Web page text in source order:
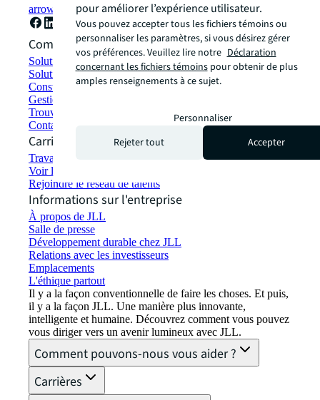
arrow_forward
Comment pouvons-nous vous aider ?
Solutions de développement durable
Solutions d'espace de travail hybride
Construction et location écologiques
Gestion de portefeuille
Trouver et louer un espace
Contactez-nous
Carrières
Travailler chez JLL
Voir les offres d'emploi
Rejoindre le réseau de talents
Informations sur l'entreprise
À propos de JLL
Salle de presse
Développement durable chez JLL
Relations avec les investisseurs
Emplacements
L'éthique partout
Il y a la façon conventionnelle de faire les choses. Et puis,
il y a la façon JLL. Une manière plus innovante,
intelligente et humaine. Découvrez comment vous pouvez
vous diriger vers un avenir lumineux avec JLL.
Comment pouvons-nous vous aider ?
Carrières
pour améliorer l’expérience utilisateur.
Vous pouvez accepter tous les fichiers témoins ou
personnaliser les paramètres, si vous désirez gérer
vos préférences. Veuillez lire notre Déclaration
concernant les fichiers témoinspour obtenir de plus
amples renseignements à ce sujet.
Personnaliser
Rejeter tout
Accepter